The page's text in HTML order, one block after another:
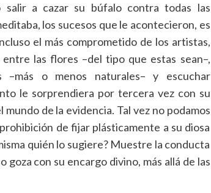
a cazar su búfalo contra todas las
los sucesos que le acontecieron, es
el más comprometido de los artistas,
las flores –del tipo que estas sean–,
o menos naturales– y escuchar
le sorprendiera por tercera vez con su
de la evidencia. Tal vez no podamos
de fijar plásticamente a su diosa
quién lo sugiere? Muestre la conducta
goza con su encargo divino, más allá de las